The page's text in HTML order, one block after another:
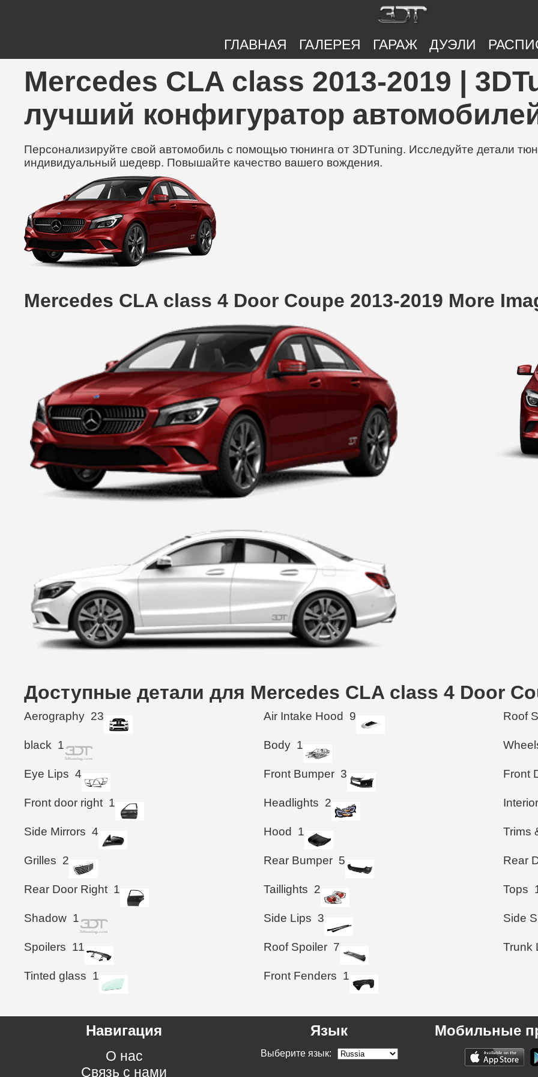
ГЛАВНАЯ ГАЛЕРЕЯ ГАРАЖ ДУЭЛИ
Mercedes CLA class 2013-2019 |
лучший конфигуратор
Персонализируйте свой автомобиль с помощью тюнинга от 3DTuning. Исследуйте детали
индивидуальный шедевр. Повышайте качество вашего вождения.
Mercedes CLA class 4 Door Coupe 2013-2019 More
Доступные детали для Mercedes CLA class 4 Door
Aerography 23 Air Intake Hood 9 Roof
black 1 Body 1
Eye Lips 4 Front Bumper 3 Front
Front door right 1 Headlights 2
Side Mirrors 4 Hood 1 Trims
Grilles 2 Rear Bumper 5 Rear
Rear Door Right 1 Taillights 2 Tops
Shadow 1 Side Lips 3 Side
Spoilers 11 Roof Spoiler 7 Trunk
Tinted glass 1 Front Fenders 1
Навигация
О нас
Связь с нами
Язык
Выберите язык:
Мобильные